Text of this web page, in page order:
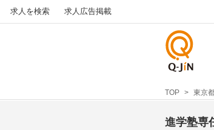
求人を検索 求人広告掲載
しの求
人サイ
TOP 東京
進学塾専